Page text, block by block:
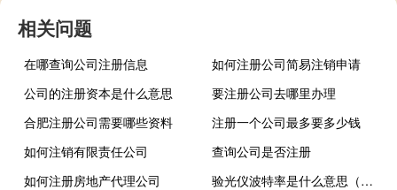
相关问题
在哪查询公司注册信息
如何注册公司简易注销申请
公司的注册资本是什么意思
要注册公司去哪里办理
合肥注册公司需要哪些资料
注册一个公司最多要多少钱
如何注销有限责任公司
查询公司是否注册
如何注册房地产代理公司
验光仪波特率是什么意思（波特率是什么意思）